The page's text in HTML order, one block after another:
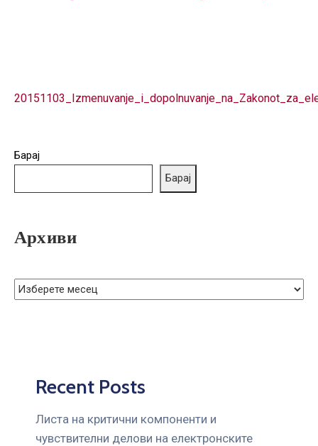
КОРИСНИЦИ
Барај
Барај
Архиви
Recent Posts
Листа на критични компоненти и
чувствителни делови на електронските